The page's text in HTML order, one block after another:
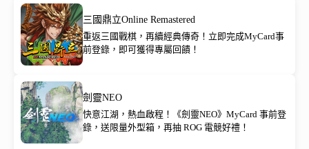
三國鼎立Online Remastered
重返三國戰棋，再續經典傳奇！立即完成MyCard事
前登錄，即可獲得專屬回饋！
劍靈NEO
快意江湖，熱血啟程！《劍靈NEO》MyCard 事前登
錄，送限量外型箱，再抽 ROG 電競好禮！